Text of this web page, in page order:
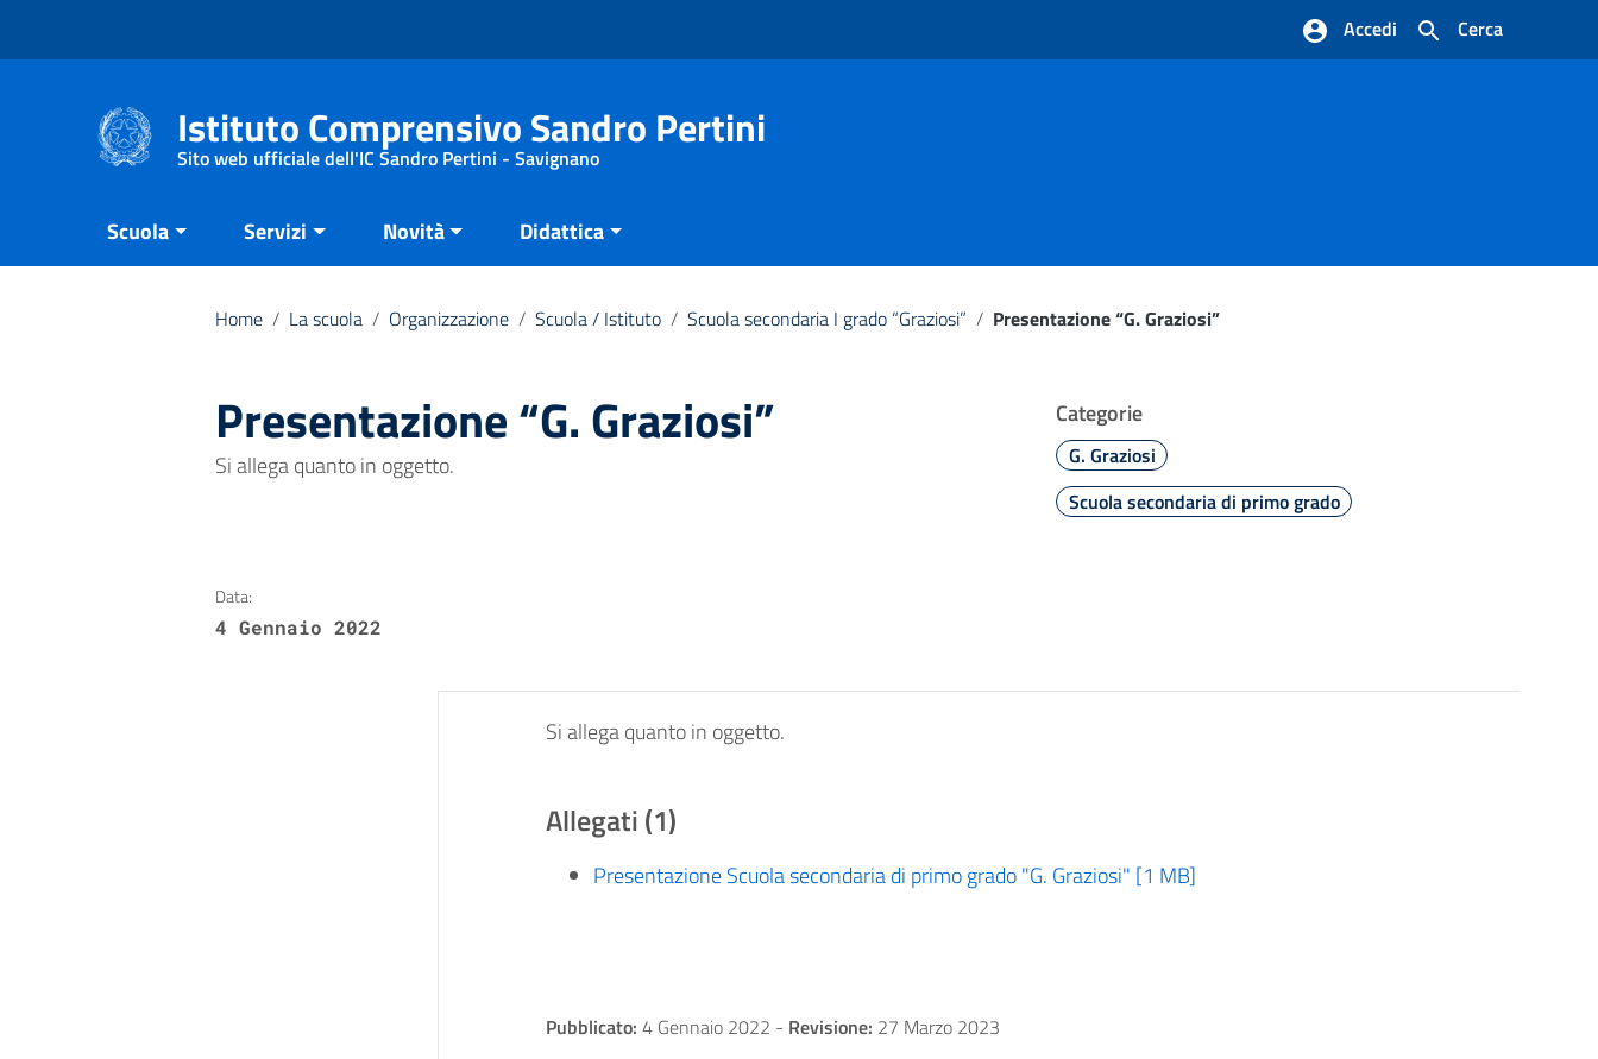
Cerca
Accedi
Istituto Comprensivo Sandro Pertini
Sito web ufficiale dell'IC Sandro Pertini - Savignano
Scuola Servizi Novità Didattica
Home / La scuola / Organizzazione / Scuola / Istituto / Scuola secondaria I grado “Graziosi” / Presentazione “G. Graziosi”
Presentazione “G. Graziosi”
Si allega quanto in oggetto.
Categorie
G. Graziosi
Scuola secondaria di primo grado
Data:
4 Gennaio 2022
Si allega quanto in oggetto.
Allegati (1)
Presentazione Scuola secondaria di primo grado "G. Graziosi" [1 MB]
Pubblicato: 4 Gennaio 2022 - Revisione: 27 Marzo 2023